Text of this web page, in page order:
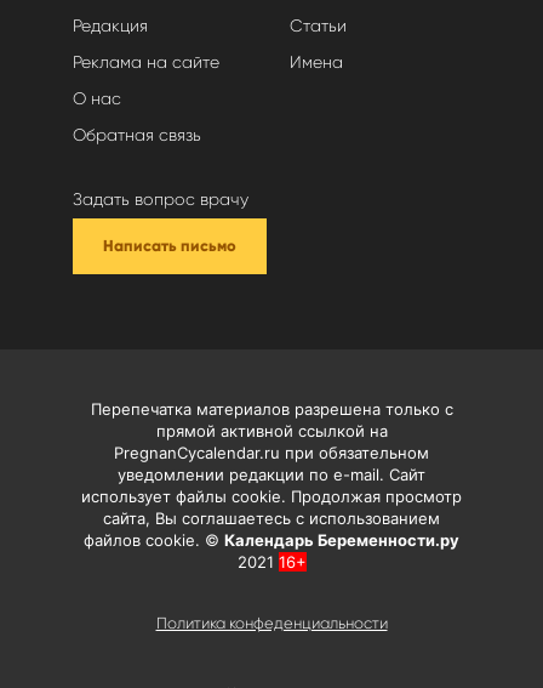
Редакция
Реклама на сайте
О нас
Обратная связь
Статьи
Имена
Задать вопрос врачу
Написать письмо
Перепечатка материалов разрешена только с
прямой активной ссылкой на
PregnanCycalendar.ru при обязательном
уведомлении редакции по e-mail. Сайт
использует файлы cookie. Продолжая просмотр
сайта, Вы соглашаетесь с использованием
файлов cookie. © Календарь Беременности.ру
2021 16+
Политика конфеденциальности